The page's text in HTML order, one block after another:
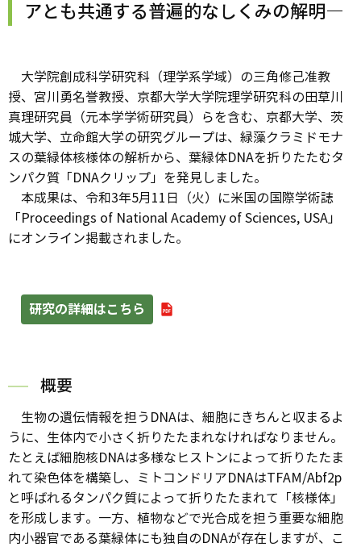
アとも共通する普遍的なしくみの解明―
大学院創成科学研究科（理学系学域）の三角修己准教
授、宮川勇名誉教授、京都大学大学院理学研究科の田草川
真理研究員（元本学学術研究員）らを含む、京都大学、茨
城大学、立命館大学の研究グループは、緑藻クラミドモナ
スの葉緑体核様体の解析から、葉緑体DNAを折りたたむタ
ンパク質「DNAクリップ」を発見しました。
本成果は、令和3年5月11日（火）に米国の国際学術誌
「Proceedings of National Academy of Sciences, USA」
にオンライン掲載されました。
研究の詳細はこちら
概要
生物の遺伝情報を担うDNAは、細胞にきちんと収まるよ
うに、生体内で小さく折りたたまれなければなりません。
たとえば細胞核DNAは多様なヒストンによって折りたたま
れて染色体を構築し、ミトコンドリアDNAはTFAM/Abf2p
と呼ばれるタンパク質によって折りたたまれて「核様体」
を形成します。一方、植物などで光合成を担う重要な細胞
内小器官である葉緑体にも独自のDNAが存在しますが、こ